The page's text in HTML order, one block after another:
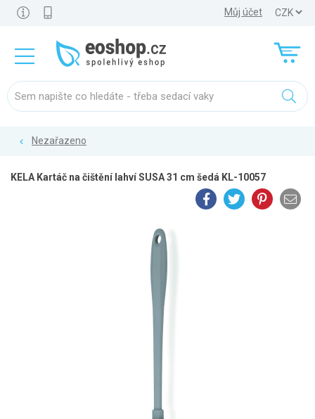
Můj účet
Nezařazeno
KELA Kartáč na čištění lahví SUSA 31 cm šedá KL-10057